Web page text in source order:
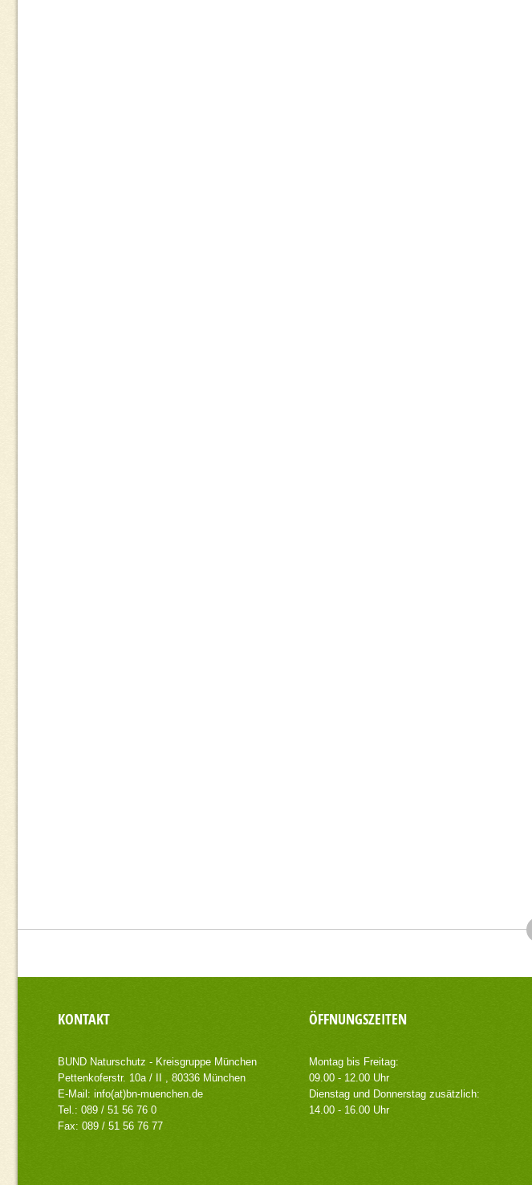
KONTAKT
BUND Naturschutz - Kreisgruppe München
Pettenkoferstr. 10a / II , 80336 München
E-Mail: info(at)bn-muenchen.de
Tel.: 089 / 51 56 76 0
Fax: 089 / 51 56 76 77
ÖFFNUNGSZEITEN
Montag bis Freitag:
09.00 - 12.00 Uhr
Dienstag und Donnerstag zusätzlich:
14.00 - 16.00 Uhr